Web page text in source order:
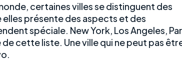
certaines villes se distinguent des
elles présente des aspects et des
spéciale. New York, Los Angeles,
cette liste. Une ville qui ne peut pas